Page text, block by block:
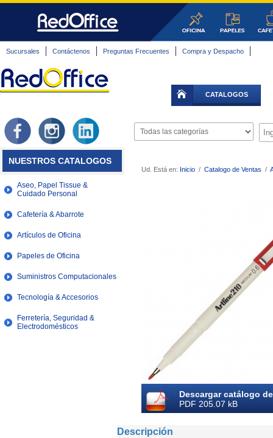
Sucursales Contáctenos Preguntas Frecuentes Compra y Despacho
CATALOGOS
NUESTROS CATALOGOS
Aseo, Papel Tissue &
Cuidado Personal
Cafetería & Abarrote
Artículos de Oficina
Papeles de Oficina
Suministros Computacionales
Tecnología & Accesorios
Ferretería, Seguridad &
Electrodomésticos
Ud. Está en: Inicio / Catalogo de Ventas /
Descargar catálogo
PDF 205.07 kB
Descripción